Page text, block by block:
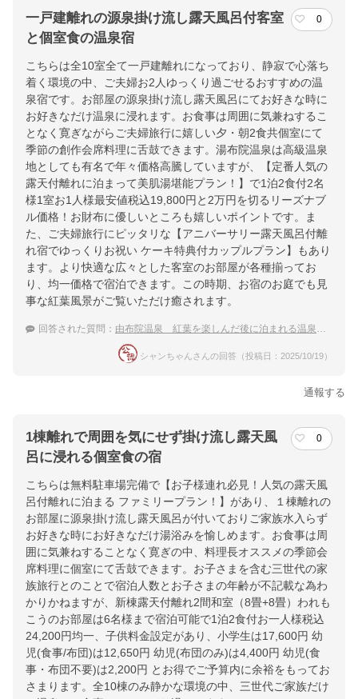
一戸建離れの源泉掛け流し露天風呂付客室
と個室食の温泉宿
0
こちらは全10室全て一戸建離れになっており、静寂で心落ち
着く環境の中、ご夫婦お2人ゆっくり過ごせるおすすめの温
泉宿です。お部屋の源泉掛け流し露天風呂にてお好きな時に
お好きなだけ温泉に浸れます。お食事は周囲に気兼ねするこ
となく寛ぎながらご夫婦旅行に嬉しい夕・朝2食共個室にて
季節の創作会席料理に舌鼓できます。湯布院温泉は高級温泉
地としても有名で年々価格高騰していますが、【定番人気の
露天付離れに泊まって美肌湯堪能プラン！】で1泊2食付2名
様1室お1人様最安値税込19,800円と2万円を切るリーズナブ
ル価格！お財布に優しいところも嬉しいポイントです。ま
た、ご夫婦旅行にピッタリな【アニバーサリー露天風呂付離
れ宿でゆっくりお祝い ケーキ特典付カップルプラン】もあり
ます。より快適な広々とした客室のお部屋が各種揃ってお
り、均一価格で宿泊できます。この時期、お宿のお庭でも見
事な紅葉風景がご覧いただけ癒されます。
回答された質問： 由布院温泉 紅葉を楽しんだ後に泊まれる温泉宿のおすすめは？
シャンちゃんさんの回答（投稿日：2025/10/19）
通報する
1棟離れで周囲を気にせず掛け流し露天風
呂に浸れる個室食の宿
0
こちらは無料駐車場完備で【お子様連れ必見！人気の露天風
呂付離れに泊まる ファミリープラン！】があり、１棟離れの
お部屋に源泉掛け流し露天風呂が付いておりご家族水入らず
お好きな時にお好きなだけ湯浴みを愉しめます。お食事は周
囲に気兼ねすることなく寛ぎの中、料理長オススメの季節会
席料理に個室にて舌鼓できます。お子さまを含む三世代の家
族旅行とのことで宿泊人数とお子さまの年齢が不記載な為わ
かりかねますが、新棟露天付離れ2間和室（8畳+8畳）われも
こうのお部屋は6名様まで宿泊可能で1泊2食付お一人様税込
24,200円均一、子供料金設定があり、小学生は17,600円 幼
児(食事/布団)は12,650円 幼児(布団のみ)は4,400円 幼児(食
事・布団不要)は2,200円 とお得でご予算内に余裕をもってお
さまります。全10棟のみ静かな環境の中、三世代ご家族だけ